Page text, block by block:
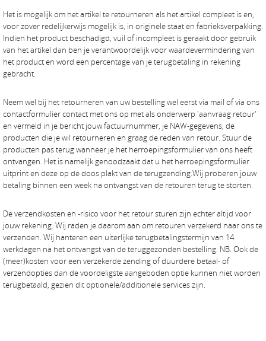
Het is mogelijk om het artikel te retourneren als het artikel compleet is en,
voor zover redelijkerwijs mogelijk is, in originele staat en fabrieksverpakking.
Indien het product beschadigd, vuil of incompleet is geraakt door gebruik
van het artikel dan ben je verantwoordelijk voor waardevermindering van
het product en word een percentage van je terugbetaling in rekening
gebracht.
Neem wel bij het retourneren van uw bestelling wel eerst via mail of via ons
contactformulier contact met ons op met als onderwerp 'aanvraag retour'
en vermeld in je bericht jouw factuurnummer, je NAW-gegevens, de
producten die je wil retourneren en graag de reden van retour. Stuur de
producten pas terug wanneer je het herroepingsformulier van ons heeft
ontvangen. Het is namelijk genoodzaakt dat u het herroepingsformulier
uitprint en deze op de doos plakt van de terugzending.Wij proberen jouw
betaling binnen een week na ontvangst van de retouren terug te storten.
De verzendkosten en -risico voor het retour sturen zijn echter altijd voor
jouw rekening. Wij raden je daarom aan om retouren verzekerd naar ons te
verzenden. Wij hanteren een uiterlijke terugbetalingstermijn van 14
werkdagen na het ontvangst van de teruggezonden bestelling. NB. Ook de
(meer)kosten voor een verzekerde zending of duurdere betaal- of
verzendopties dan de voordeligste aangeboden optie kunnen niet worden
terugbetaald, gezien dit optionele/additionele services zijn.